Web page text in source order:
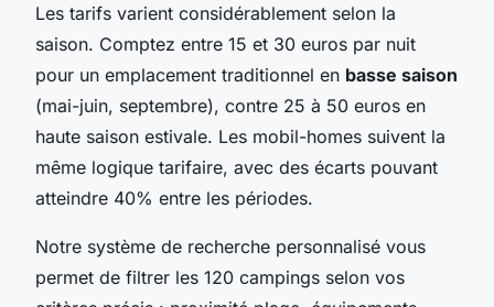
Les tarifs varient considérablement selon la
saison. Comptez entre 15 et 30 euros par nuit
pour un emplacement traditionnel en basse saison
(mai-juin, septembre), contre 25 à 50 euros en
haute saison estivale. Les mobil-homes suivent la
même logique tarifaire, avec des écarts pouvant
atteindre 40% entre les périodes.
Notre système de recherche personnalisé vous
permet de filtrer les 120 campings selon vos